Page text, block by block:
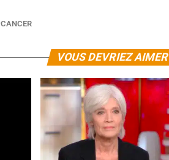
CANCER
VOUS DEVRIEZ AIMER